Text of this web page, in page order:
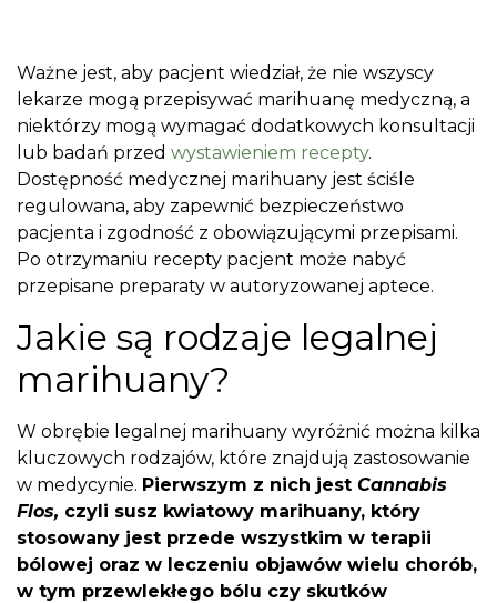
Ważne jest, aby pacjent wiedział, że nie wszyscy
lekarze mogą przepisywać marihuanę medyczną, a
niektórzy mogą wymagać dodatkowych konsultacji
lub badań przed wystawieniem recepty.
Dostępność medycznej marihuany jest ściśle
regulowana, aby zapewnić bezpieczeństwo
pacjenta i zgodność z obowiązującymi przepisami.
Po otrzymaniu recepty pacjent może nabyć
przepisane preparaty w autoryzowanej aptece.
Jakie są rodzaje legalnej
marihuany?
W obrębie legalnej marihuany wyróżnić można kilka
kluczowych rodzajów, które znajdują zastosowanie
w medycynie. Pierwszym z nich jest Cannabis
Flos, czyli susz kwiatowy marihuany, który
stosowany jest przede wszystkim w terapii
bólowej oraz w leczeniu objawów wielu chorób,
w tym przewlekłego bólu czy skutków